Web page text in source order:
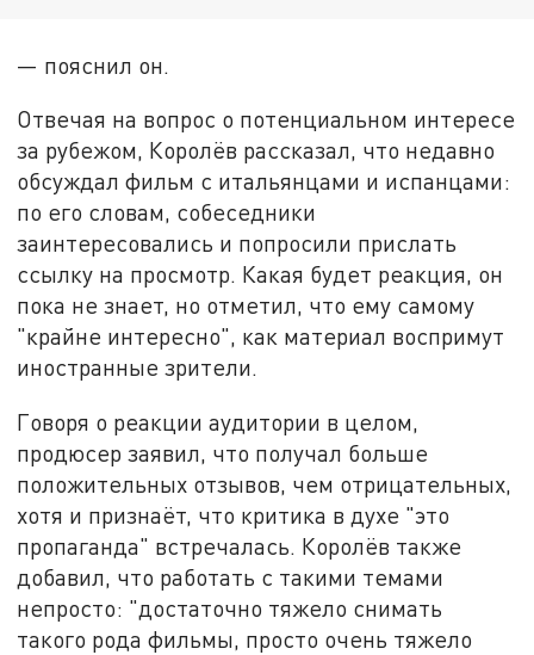
— пояснил он.
Отвечая на вопрос о потенциальном интересе
за рубежом, Королёв рассказал, что недавно
обсуждал фильм с итальянцами и испанцами:
по его словам, собеседники
заинтересовались и попросили прислать
ссылку на просмотр. Какая будет реакция, он
пока не знает, но отметил, что ему самому
"крайне интересно", как материал воспримут
иностранные зрители.
Говоря о реакции аудитории в целом,
продюсер заявил, что получал больше
положительных отзывов, чем отрицательных,
хотя и признаёт, что критика в духе "это
пропаганда" встречалась. Королёв также
добавил, что работать с такими темами
непросто: "достаточно тяжело снимать
такого рода фильмы, просто очень тяжело